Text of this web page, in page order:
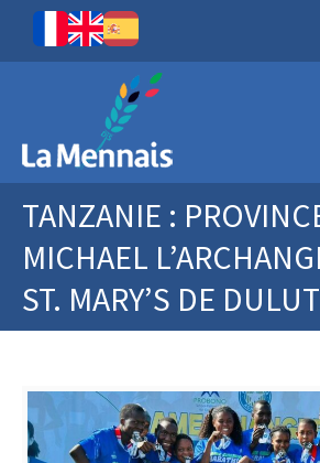
TANZANIE :
MICHAEL
ST. MARY’S DE